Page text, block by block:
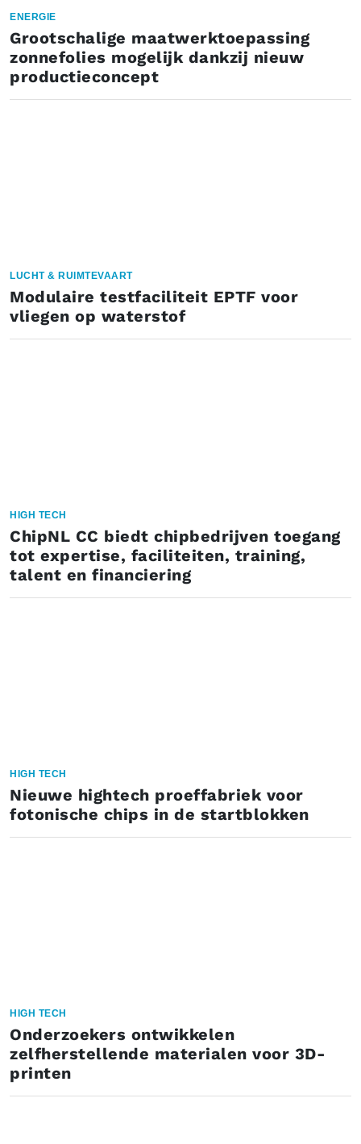
ENERGIE
Grootschalige maatwerktoepassing
zonnefolies mogelijk dankzij nieuw
productieconcept
LUCHT & RUIMTEVAART
Modulaire testfaciliteit EPTF voor
vliegen op waterstof
HIGH TECH
ChipNL CC biedt chipbedrijven toegang
tot expertise, faciliteiten, training,
talent en financiering
HIGH TECH
Nieuwe hightech proeffabriek voor
fotonische chips in de startblokken
HIGH TECH
Onderzoekers ontwikkelen
zelfherstellende materialen voor 3D-
printen